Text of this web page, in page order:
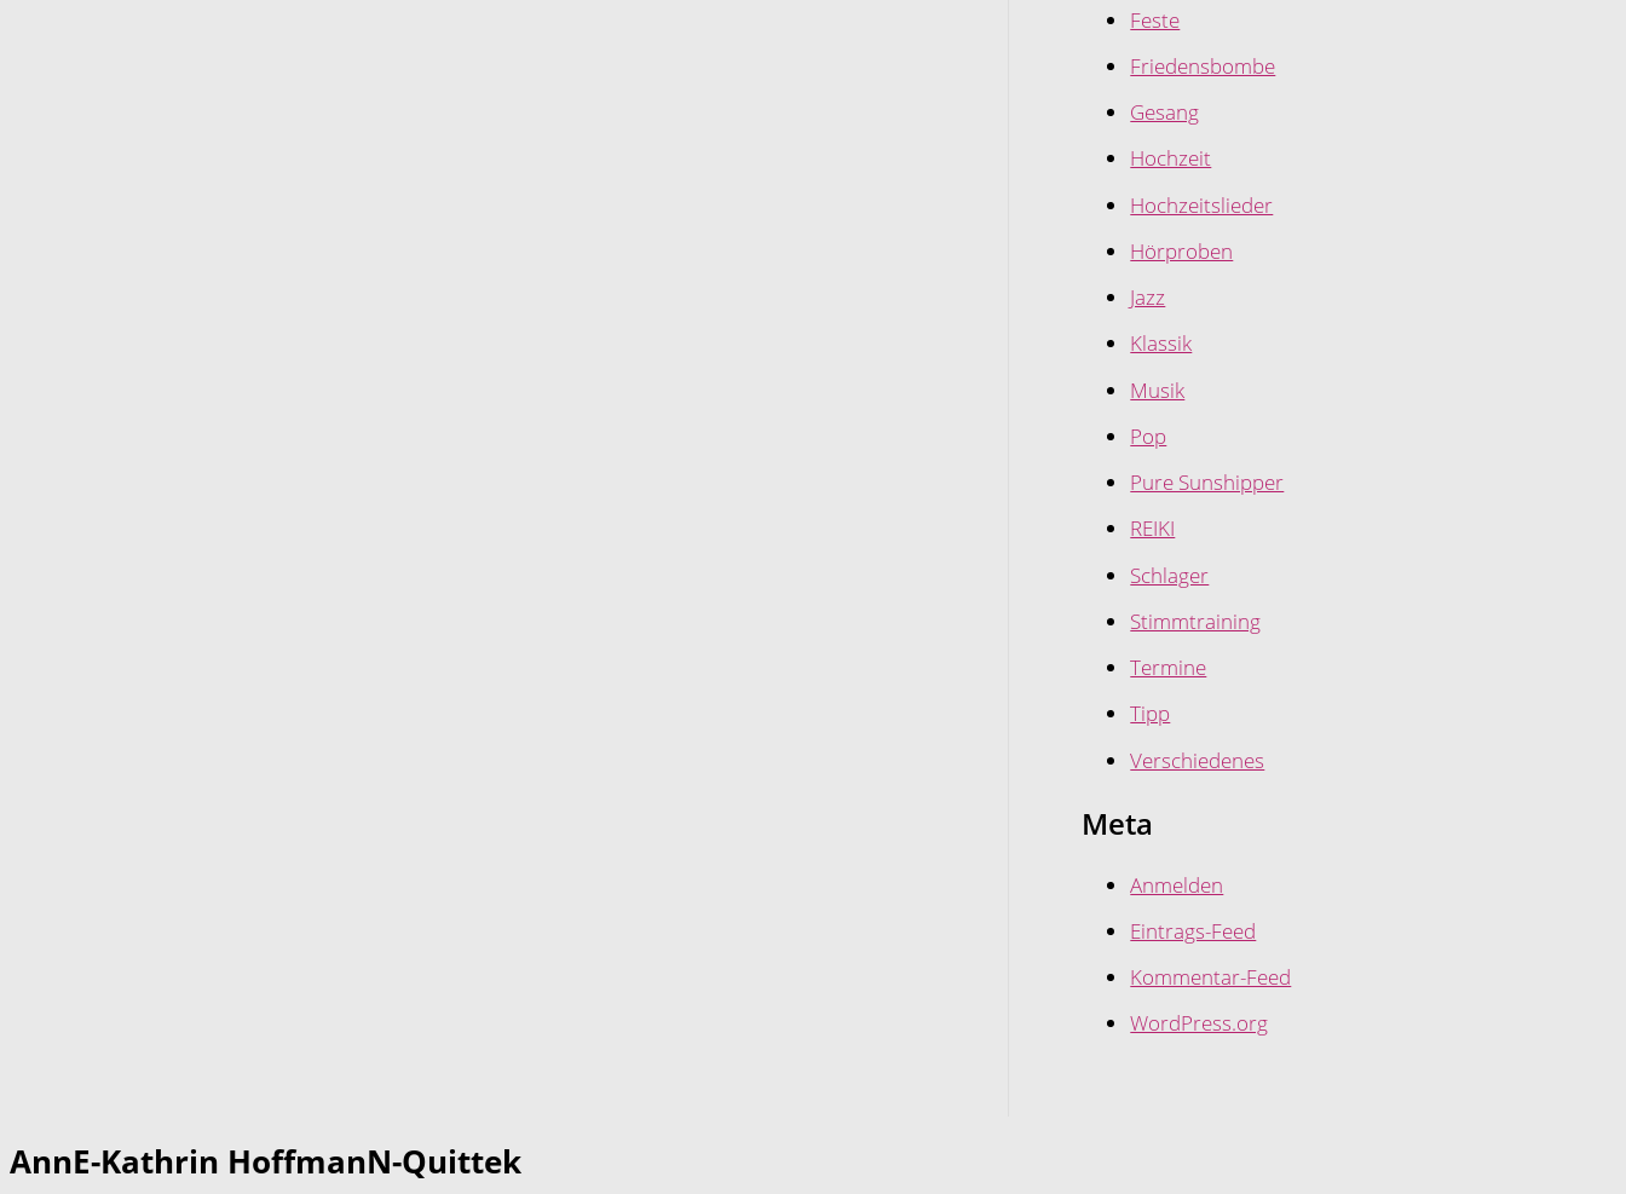
Feste
Friedensbombe
Gesang
Hochzeit
Hochzeitslieder
Hörproben
Jazz
Klassik
Musik
Pop
Pure Sunshipper
REIKI
Schlager
Stimmtraining
Termine
Tipp
Verschiedenes
Meta
Anmelden
Eintrags-Feed
Kommentar-Feed
WordPress.org
AnnE-Kathrin HoffmanN-Quittek